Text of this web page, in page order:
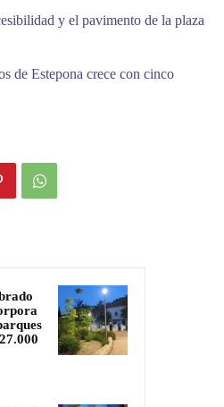
y el pavimento de la plaza
de Estepona crece con cinco